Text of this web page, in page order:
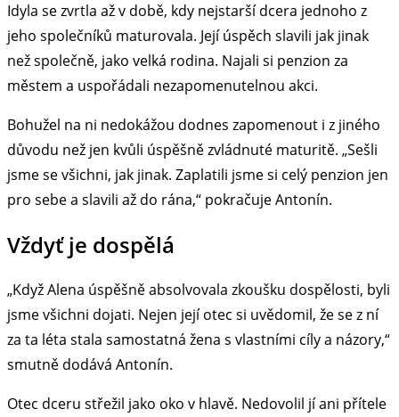
Idyla se zvrtla až v době, kdy nejstarší dcera jednoho z
jeho společníků maturovala. Její úspěch slavili jak jinak
než společně, jako velká rodina. Najali si penzion za
městem a uspořádali nezapomenutelnou akci.
Bohužel na ni nedokážou dodnes zapomenout i z jiného
důvodu než jen kvůli úspěšně zvládnuté maturitě. „Sešli
jsme se všichni, jak jinak. Zaplatili jsme si celý penzion jen
pro sebe a slavili až do rána,“ pokračuje Antonín.
Vždyť je dospělá
„Když Alena úspěšně absolvovala zkoušku dospělosti, byli
jsme všichni dojati. Nejen její otec si uvědomil, že se z ní
za ta léta stala samostatná žena s vlastními cíly a názory,“
smutně dodává Antonín.
Otec dceru střežil jako oko v hlavě. Nedovolil jí ani přítele